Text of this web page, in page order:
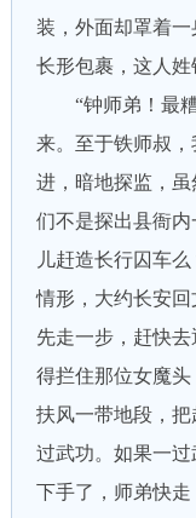
装，外面却罩着
长形包裹，这人姓
“钟师弟！最糟
来。至于铁师叔
进，暗地探监，
们不是探出县衙
儿赶造长行囚车
情形，大约长安
先走一步，赶快
得拦住那位女魔
扶风一带地段，
过武功。如果一
下手了，师弟快